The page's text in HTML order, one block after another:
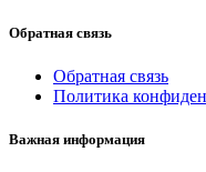
Обратная связь
Обратная связь
Политика
Важная информация